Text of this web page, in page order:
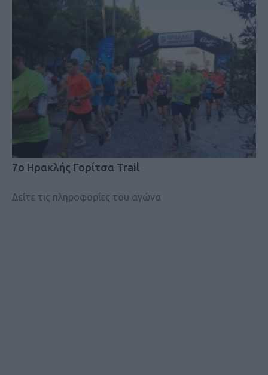
7ο Ηρακλής Γορίτσα Trail
Δείτε τις πληροφορίες του αγώνα